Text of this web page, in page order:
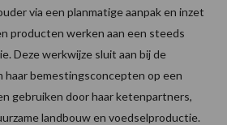
via een planmatige aanpak en inzet
producten werken aan een steeds
Deze werkwijze sluit aan bij de
haar bemestingsconcepten op een
gebruiken door haar ketenpartners,
landbouw en voedselproductie.